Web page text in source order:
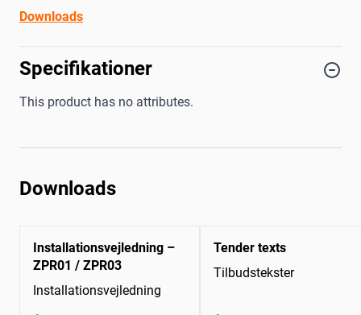
Downloads
Specifikationer
This product has no attributes.
Downloads
Installationsvejledning –
ZPR01 / ZPR03
Installationsvejledning
Tender texts
Tilbudstekster